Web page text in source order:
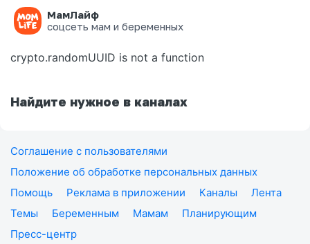
МамЛайф
соцсеть мам и беременных
Ошибка на странице
crypto.randomUUID is not a function
Найдите нужное в каналах
Соглашение с пользователями
Положение об обработке персональных данных
Помощь
Реклама в приложении Каналы
Лента
Темы
Беременным Мамам
Планирующим
Пресс-центр